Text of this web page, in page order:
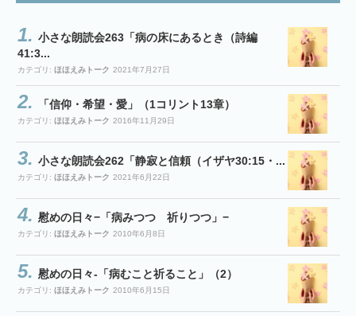
小さな朗読会263「病の床にあるとき（詩編
41:3...
カテゴリ: ほほえみトーク 2021年7月27日
「信仰・希望・愛」（1コリント13章）
カテゴリ: ほほえみトーク 2016年11月29日
小さな朗読会262「静寂と信頼（イザヤ30:15・...
カテゴリ: ほほえみトーク 2021年6月22日
慰めの日々−「病みつつ 祈りつつ」−
カテゴリ: ほほえみトーク 2010年6月8日
慰めの日々-「病むこと祈ること」（2）
カテゴリ: ほほえみトーク 2010年6月15日